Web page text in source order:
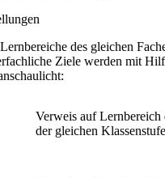
des gleichen
Ziele werden mit
Verweis auf Lernbereich
der gleichen Klassenstufe